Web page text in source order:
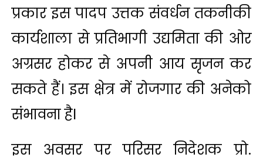
प्रकार इस पादप उत्तक संवर्धन तकनीकी
कार्यशाला से प्रतिभागी उद्यमिता की ओर
अग्रसर होकर से अपनी आय सृजन कर
सकते हैं। इस क्षेत्र में रोजगार की अनेको
संभावना हैI
इस अवसर पर परिसर निदेशक प्रो.